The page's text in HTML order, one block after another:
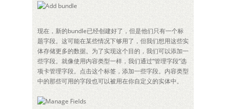
现在，新的bundle已经创建好了，但是他们只有一个标
题字段。这可能在某些情况下够用了，但我们想用这些实
体存储更多的数据。为了实现这个目的，我们可以添加一
些字段。就像使用内容类型一样，我们通过“管理字段”选
项卡管理字段。点击这个标签，添加一些字段。内容类型
中的那些可用的字段也可以被用在你自定义的实体中。